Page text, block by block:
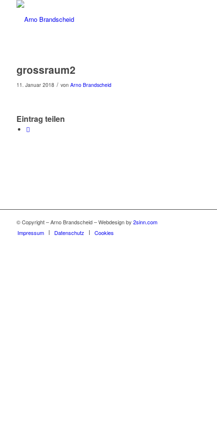
grossraum2
11. Januar 2018 / von Arno Brandscheid
Eintrag teilen
© Copyright – Arno Brandscheid – Webdesign by 2sinn.com
Impressum
Datenschutz Cookies